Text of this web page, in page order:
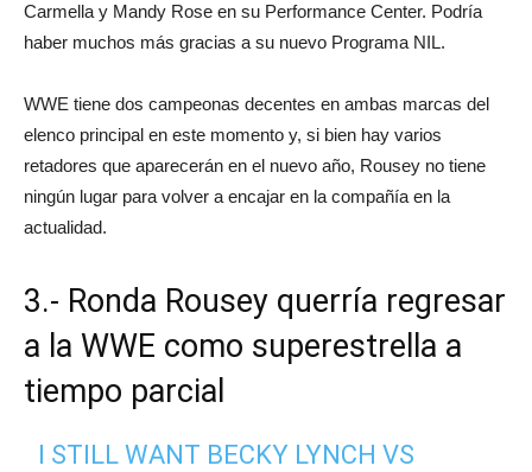
Carmella y Mandy Rose en su Performance Center. Podría
haber muchos más gracias a su nuevo Programa NIL.
WWE tiene dos campeonas decentes en ambas marcas del
elenco principal en este momento y, si bien hay varios
retadores que aparecerán en el nuevo año, Rousey no tiene
ningún lugar para volver a encajar en la compañía en la
actualidad.
3.- Ronda Rousey querría regresar
a la WWE como superestrella a
tiempo parcial
I STILL WANT BECKY LYNCH VS